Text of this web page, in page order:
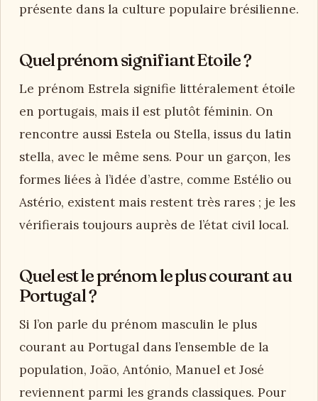
présente dans la culture populaire brésilienne.
Quel prénom signifiant Etoile ?
Le prénom Estrela signifie littéralement étoile
en portugais, mais il est plutôt féminin. On
rencontre aussi Estela ou Stella, issus du latin
stella, avec le même sens. Pour un garçon, les
formes liées à l’idée d’astre, comme Estélio ou
Astério, existent mais restent très rares ; je les
vérifierais toujours auprès de l’état civil local.
Quel est le prénom le plus courant au
Portugal ?
Si l’on parle du prénom masculin le plus
courant au Portugal dans l’ensemble de la
population, João, António, Manuel et José
reviennent parmi les grands classiques. Pour